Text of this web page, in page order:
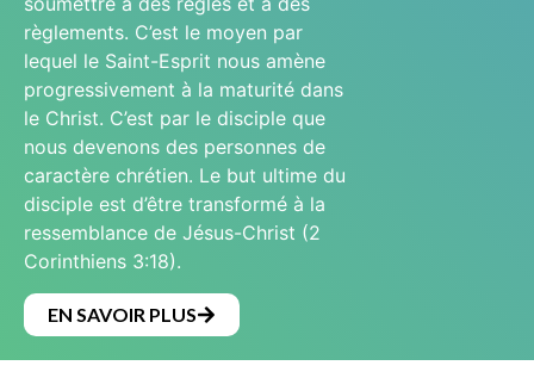
règlements. C’est le moyen par
lequel le Saint-Esprit nous amène
progressivement à la maturité dans
le Christ. C’est par le disciple que
nous devenons des personnes de
caractère chrétien. Le but ultime du
disciple est d’être transformé à la
ressemblance de Jésus-Christ (2
Corinthiens 3:18).
EN SAVOIR PLUS